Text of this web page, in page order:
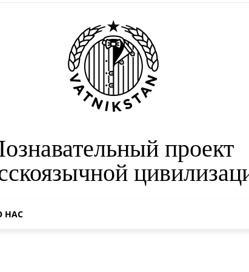
проект
НАС